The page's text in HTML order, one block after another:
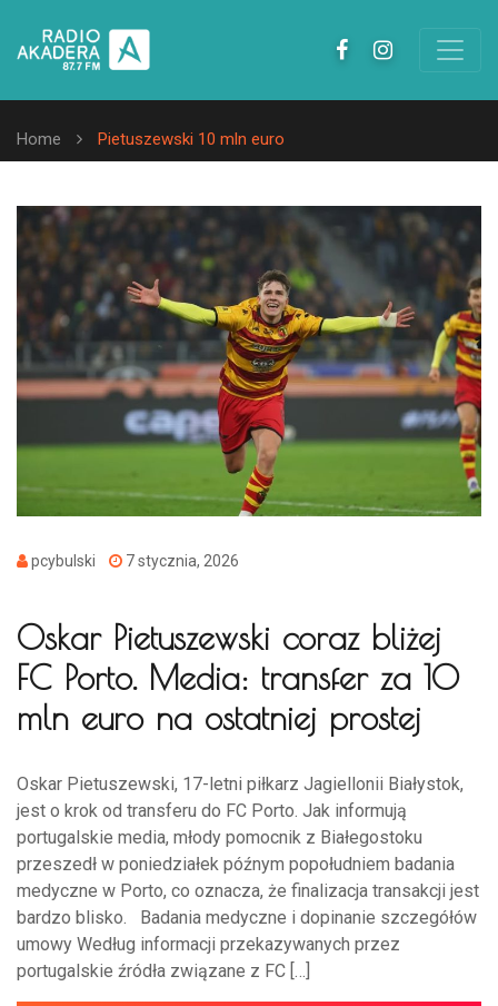
Home Pietuszewski 10 mln euro
pcybulski 7 stycznia, 2026
Oskar Pietuszewski coraz bliżej
FC Porto. Media: transfer za 10
mln euro na ostatniej prostej
Oskar Pietuszewski, 17-letni piłkarz Jagiellonii Białystok,
jest o krok od transferu do FC Porto. Jak informują
portugalskie media, młody pomocnik z Białegostoku
przeszedł w poniedziałek późnym popołudniem badania
medyczne w Porto, co oznacza, że finalizacja transakcji jest
bardzo blisko. Badania medyczne i dopinanie szczegółów
umowy Według informacji przekazywanych przez
portugalskie źródła związane z FC […]